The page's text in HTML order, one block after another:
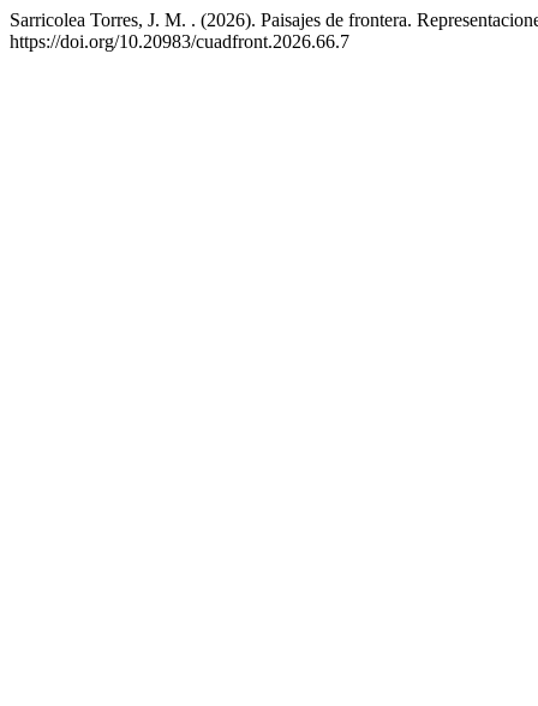
Sarricolea Torres, J. M. . (2026). Paisajes de frontera.
https://doi.org/10.20983/cuadfront.2026.66.7